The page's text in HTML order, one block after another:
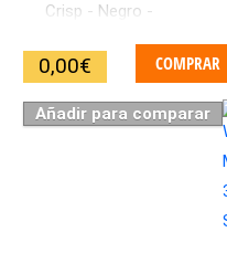
Crisp - Negro -
mm
0,00€ COMPRAR
Añadir para comparar